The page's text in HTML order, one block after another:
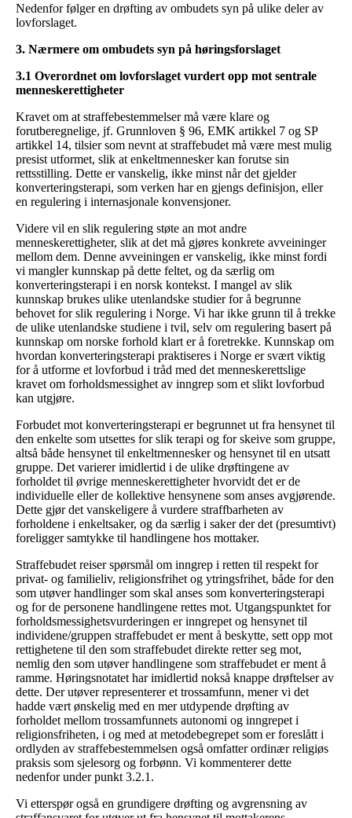
Nedenfor følger en drøfting av ombudets syn på ulike deler av
lovforslaget.
3. Nærmere om ombudets syn på høringsforslaget
3.1 Overordnet om lovforslaget vurdert opp mot sentrale
menneskerettigheter
Kravet om at straffebestemmelser må være klare og
forutberegnelige, jf. Grunnloven § 96, EMK artikkel 7 og SP
artikkel 14, tilsier som nevnt at straffebudet må være mest mulig
presist utformet, slik at enkeltmennesker kan forutse sin
rettsstilling. Dette er vanskelig, ikke minst når det gjelder
konverteringsterapi, som verken har en gjengs definisjon, eller
en regulering i internasjonale konvensjoner.
Videre vil en slik regulering støte an mot andre
menneskerettigheter, slik at det må gjøres konkrete avveininger
mellom dem. Denne avveiningen er vanskelig, ikke minst fordi
vi mangler kunnskap på dette feltet, og da særlig om
konverteringsterapi i en norsk kontekst. I mangel av slik
kunnskap brukes ulike utenlandske studier for å begrunne
behovet for slik regulering i Norge. Vi har ikke grunn til å trekke
de ulike utenlandske studiene i tvil, selv om regulering basert på
kunnskap om norske forhold klart er å foretrekke. Kunnskap om
hvordan konverteringsterapi praktiseres i Norge er svært viktig
for å utforme et lovforbud i tråd med det menneskerettslige
kravet om forholdsmessighet av inngrep som et slikt lovforbud
kan utgjøre.
Forbudet mot konverteringsterapi er begrunnet ut fra hensynet til
den enkelte som utsettes for slik terapi og for skeive som gruppe,
altså både hensynet til enkeltmennesker og hensynet til en utsatt
gruppe. Det varierer imidlertid i de ulike drøftingene av
forholdet til øvrige menneskerettigheter hvorvidt det er de
individuelle eller de kollektive hensynene som anses avgjørende.
Dette gjør det vanskeligere å vurdere straffbarheten av
forholdene i enkeltsaker, og da særlig i saker der det (presumtivt)
foreligger samtykke til handlingene hos mottaker.
Straffebudet reiser spørsmål om inngrep i retten til respekt for
privat- og familieliv, religionsfrihet og ytringsfrihet, både for den
som utøver handlinger som skal anses som konverteringsterapi
og for de personene handlingene rettes mot. Utgangspunktet for
forholdsmessighetsvurderingen er inngrepet og hensynet til
individene/gruppen straffebudet er ment å beskytte, sett opp mot
rettighetene til den som straffebudet direkte retter seg mot,
nemlig den som utøver handlingene som straffebudet er ment å
ramme. Høringsnotatet har imidlertid nokså knappe drøftelser av
dette. Der utøver representerer et trossamfunn, mener vi det
hadde vært ønskelig med en mer utdypende drøfting av
forholdet mellom trossamfunnets autonomi og inngrepet i
religionsfriheten, i og med at metodebegrepet som er foreslått i
ordlyden av straffebestemmelsen også omfatter ordinær religiøs
praksis som sjelesorg og forbønn. Vi kommenterer dette
nedenfor under punkt 3.2.1.
Vi etterspør også en grundigere drøfting og avgrensning av